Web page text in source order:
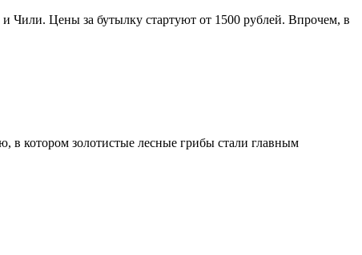
Чили. Цены за бутылку стартуют от 1500 рублей. Впрочем, в
в котором золотистые лесные грибы стали главным